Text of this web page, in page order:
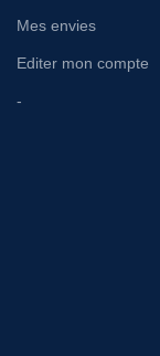
Mes envies
Editer mon compte
-